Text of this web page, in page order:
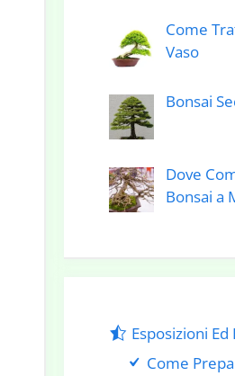
Come
Vaso
Bonsai
Dove
Bonsai a
Esposizioni Ed
Come